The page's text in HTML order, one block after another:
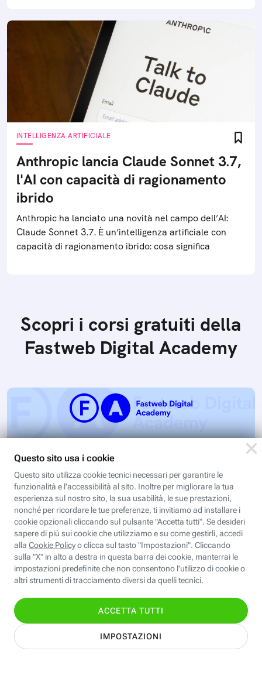
INTELLIGENZA ARTIFICIALE
Anthropic lancia Claude Sonnet 3.7,
l'AI con capacità di ragionamento
ibrido
Anthropic ha lanciato una novità nel campo dell’AI:
Claude Sonnet 3.7. È un’intelligenza artificiale con
capacità di ragionamento ibrido: cosa significa
Scopri i corsi gratuiti della
Fastweb Digital Academy
A. I. copywriting – Come usare
l’intelligenza artificiale per creare
contenuti
L’intelligenza artificiale sta facendo passi da
gigante in tutti i campi: dalla gestione e
interpretazione dei big data ai chatbot e virtual…
Iscriviti